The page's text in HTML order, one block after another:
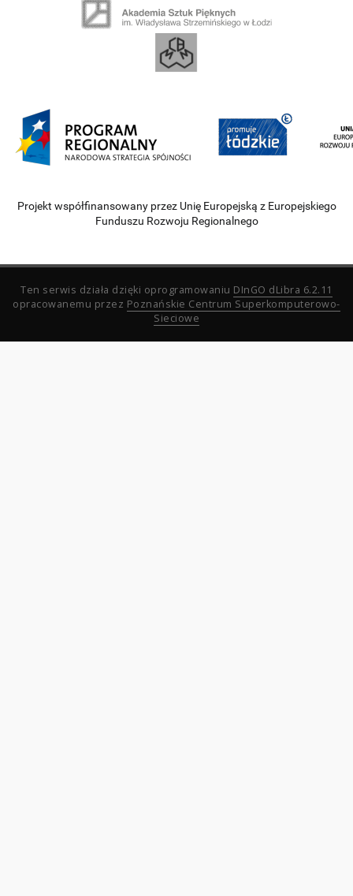
Projekt współfinansowany przez Unię Europejską z Europejskiego
Funduszu Rozwoju Regionalnego
Ten serwis działa dzięki oprogramowaniu DInGO dLibra 6.2.11
opracowanemu przez Poznańskie Centrum Superkomputerowo-
Sieciowe